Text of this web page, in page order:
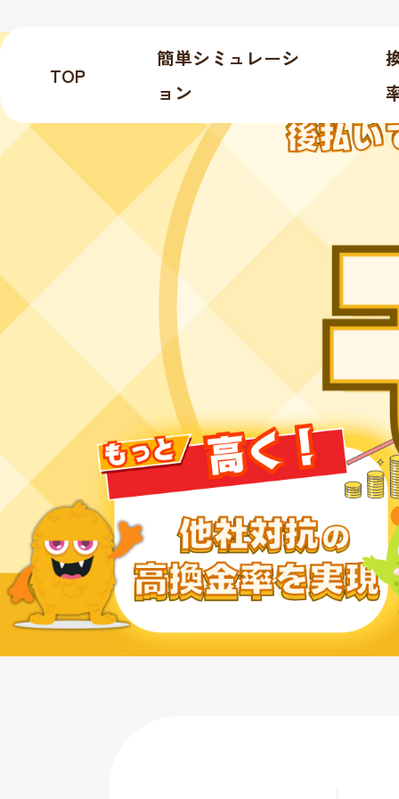
TOP
簡単シミュレーシ
ョン